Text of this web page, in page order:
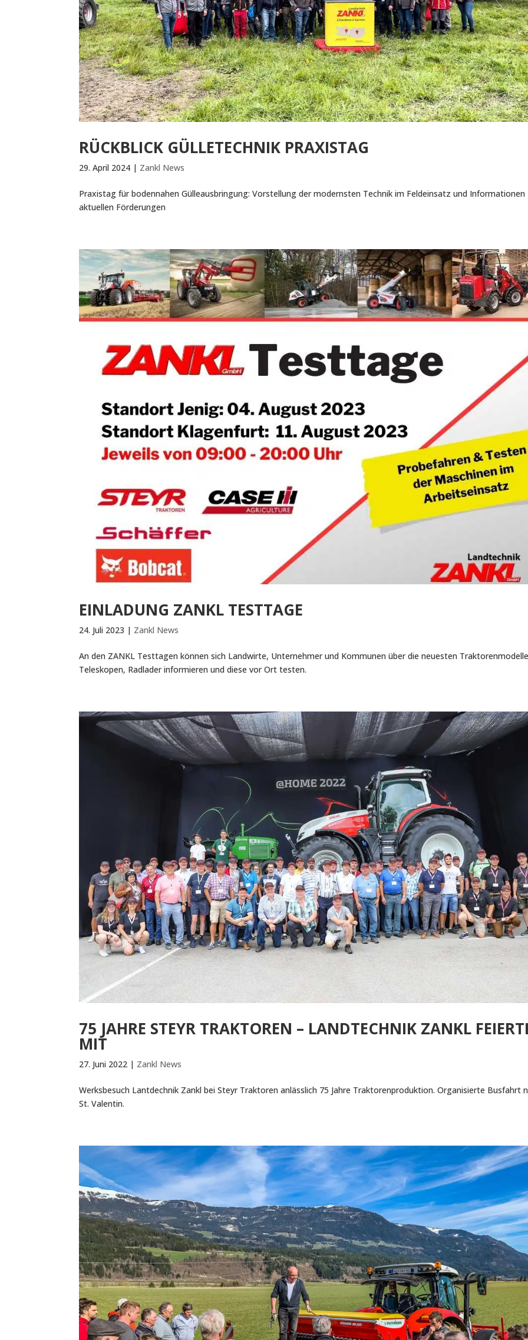
RÜCKBLICK GÜLLETECHNIK PRAXISTAG
29. April 2024 | Zankl News
Praxistag für bodennahen Gülleausbringung: Vorstellung der modernsten Technik im Feldeinsatz und Informationen
aktuellen Förderungen
EINLADUNG ZANKL TESTTAGE
24. Juli 2023 | Zankl News
An den ZANKL Testtagen können sich Landwirte, Unternehmer und Kommunen über die neuesten
Teleskopen, Radlader informieren und diese vor Ort testen.
75 JAHRE STEYR TRAKTOREN – LANDTECHNIK ZANKL
MIT
27. Juni 2022 | Zankl News
Werksbesuch Lantdechnik Zankl bei Steyr Traktoren anlässlich 75 Jahre Traktorenproduktion. Organisierte Busfahrt
St. Valentin.